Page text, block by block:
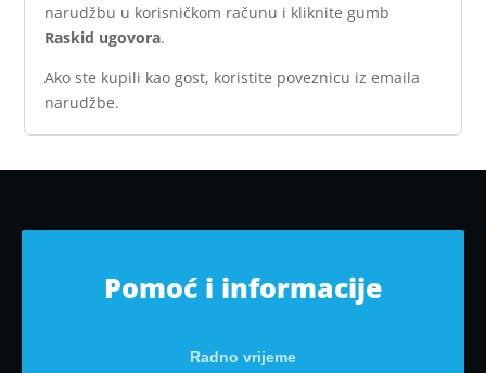
narudžbu u korisničkom računu i kliknite gumb
Raskid ugovora.
Ako ste kupili kao gost, koristite poveznicu iz emaila
narudžbe.
Pomoć i informacije
Radno vrijeme